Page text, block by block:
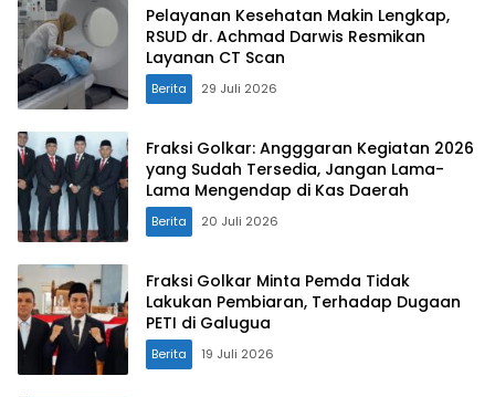
Pelayanan Kesehatan Makin Lengkap,
RSUD dr. Achmad Darwis Resmikan
Layanan CT Scan
Berita 29 Juli 2026
Fraksi Golkar: Angggaran Kegiatan 2026
yang Sudah Tersedia, Jangan Lama-
Lama Mengendap di Kas Daerah
Berita 20 Juli 2026
Fraksi Golkar Minta Pemda Tidak
Lakukan Pembiaran, Terhadap Dugaan
PETI di Galugua
Berita 19 Juli 2026